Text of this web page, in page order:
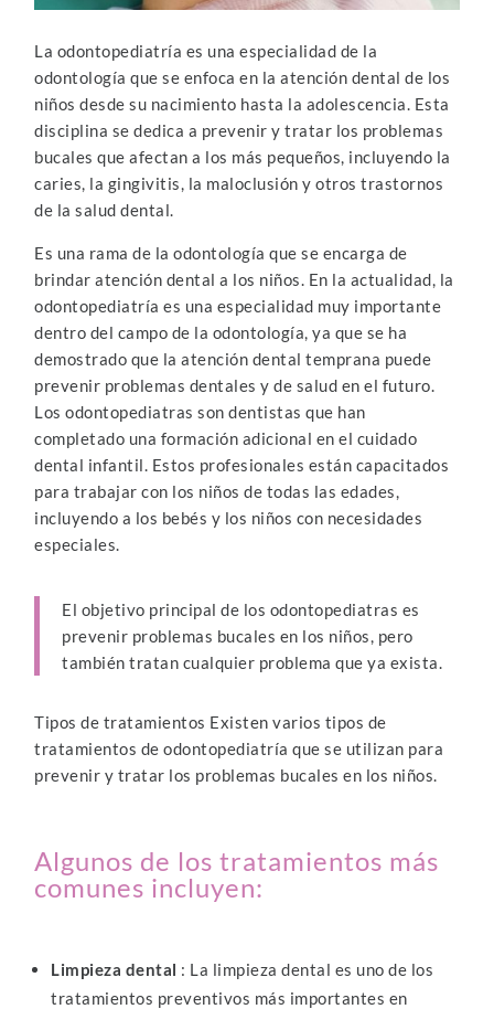
La odontopediatría es una especialidad de la
odontología que se enfoca en la atención dental de los
niños desde su nacimiento hasta la adolescencia. Esta
disciplina se dedica a prevenir y tratar los problemas
bucales que afectan a los más pequeños, incluyendo la
caries, la gingivitis, la maloclusión y otros trastornos
de la salud dental.
Es una rama de la odontología que se encarga de
brindar atención dental a los niños. En la actualidad, la
odontopediatría es una especialidad muy importante
dentro del campo de la odontología, ya que se ha
demostrado que la atención dental temprana puede
prevenir problemas dentales y de salud en el futuro.
Los odontopediatras son dentistas que han
completado una formación adicional en el cuidado
dental infantil. Estos profesionales están capacitados
para trabajar con los niños de todas las edades,
incluyendo a los bebés y los niños con necesidades
especiales.
El objetivo principal de los odontopediatras es
prevenir problemas bucales en los niños, pero
también tratan cualquier problema que ya exista.
Tipos de tratamientos Existen varios tipos de
tratamientos de odontopediatría que se utilizan para
prevenir y tratar los problemas bucales en los niños.
Algunos de los tratamientos más
comunes incluyen:
Limpieza dental : La limpieza dental es uno de los
tratamientos preventivos más importantes en